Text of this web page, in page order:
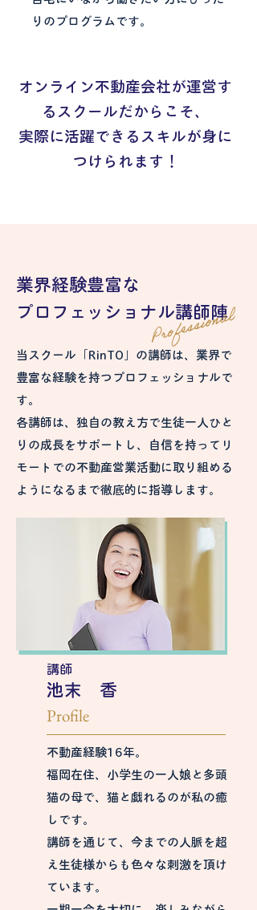
りのプログラムです。
オンライン不動産会社が運営す
るスクールだからこそ、
実際に活躍できるスキルが身に
つけられます！
業界経験豊富な
プロフェッショナル講師陣
当スクール「RinTO」の講師は、業界で
豊富な経験を持つプロフェッショナルで
す。
各講師は、独自の教え方で生徒一人ひと
りの成長をサポートし、自信を持ってリ
モートでの不動産営業活動に取り組める
ようになるまで徹底的に指導します。
講師
池末 香
Profile
不動産経験16年。
福岡在住、小学生の一人娘と多頭
猫の母で、猫と戯れるのが私の癒
しです。
講師を通じて、今までの人脈を超
え生徒様からも色々な刺激を頂け
ています。